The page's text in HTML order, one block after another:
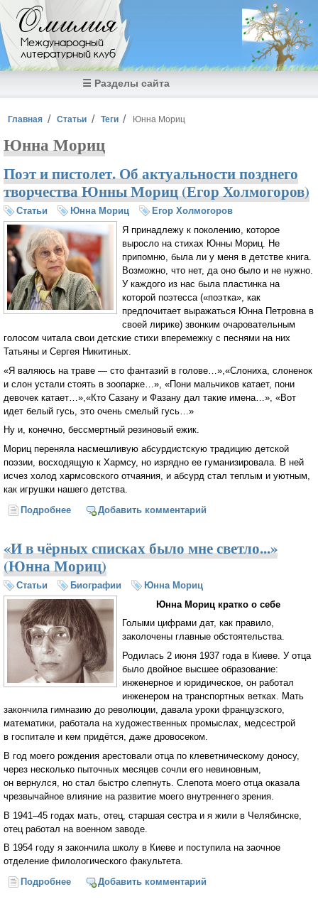
Перейти к основному содержанию
Омилия
Международный
литературный клуб
☰ Разделы сайта
Вы здесь
Главная Статьи Теги Юнна Мориц
Юнна Мориц
Поэт и пистолет. Об актуальности позднего
творчества Юнны Мориц (Егор Холмогоров)
Статьи Юнна Мориц
Егор Холмогоров
Я принадлежу к поколению, которое
выросло на стихах Юнны Мориц. Не
припомню, была ли у меня в детстве книга.
Возможно, что нет, да оно было и не нужно.
У каждого из нас была пластинка на
которой поэтесса («поэтка», как
предпочитает выражаться Юнна Петровна в
своей лирике) звонким очаровательным
голосом читала свои детские стихи вперемежку с песнями на них
Татьяны и Сергея Никитиных.
«Я валяюсь на траве — сто фантазий в голове…»,«Слониха, слоненок
и слон устали стоять в зоопарке…», «Пони мальчиков катает, пони
девочек катает…»,«Кто Сазану и Фазану дал такие имена…», «Вот
идет белый гусь, это очень смелый гусь…»
Ну и, конечно, бессмертный резиновый ежик.
Мориц переняла насмешливую абсурдистскую традицию детской
поэзии, восходящую к Хармсу, но изрядно ее гуманизировала. В ней
исчез холод хармсовского отчаяния, и абсурд стал теплым и уютным,
как игрушки нашего детства.
Подробнее о Поэт и пистолет. Об актуальности позднего
Добавить комментарий
«И в чёрных списках было мне светло...»
(Юнна Мориц)
Статьи Биографии
Юнна Мориц
Юнна Мориц кратко о себе
Голыми цифрами дат, как правило,
заколочены главные обстоятельства.
Родилась 2 июня 1937 года в Киеве. У отца
было двойное высшее образование:
инженерное и юридическое, он работал
инженером на транспортных ветках. Мать
закончила гимназию до революции, давала уроки французского,
математики, работала на художественных промыслах, медсестрой
в госпитале и кем придётся, даже дровосеком.
В год моего рождения арестовали отца по клеветническому доносу,
через несколько пыточных месяцев сочли его невиновным,
он вернулся, но стал быстро слепнуть. Слепота моего отца оказала
чрезвычайное влияние на развитие моего внутреннего зрения.
В 1941–45 годах мать, отец, старшая сестра и я жили в Челябинске,
отец работал на военном заводе.
В 1954 году я закончила школу в Киеве и поступила на заочное
отделение филологического факультета.
Подробнее о «И в чёрных списках было мне светло...» (Юнна
Добавить комментарий